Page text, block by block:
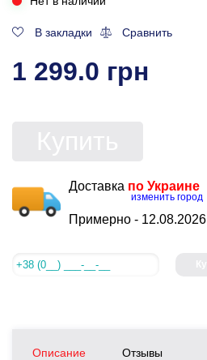
В закладки Сравнить
1 299.0 грн
Доставка по Украине
изменить город
Примерно - 12.08.2026
Описание Отзывы